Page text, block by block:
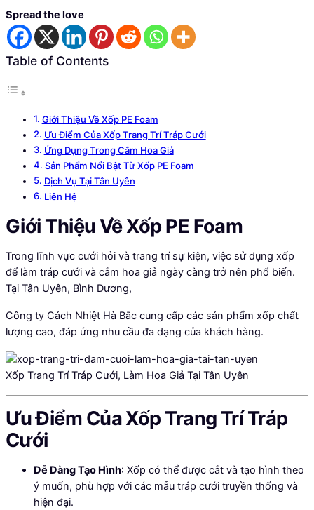
Spread the love
Table of Contents
Giới Thiệu Về Xốp PE Foam
Ưu Điểm Của Xốp Trang Trí Tráp Cưới
Ứng Dụng Trong Cắm Hoa Giả
Sản Phẩm Nổi Bật Từ Xốp PE Foam
Dịch Vụ Tại Tân Uyên
Liên Hệ
Giới Thiệu Về Xốp PE Foam
Trong lĩnh vực cưới hỏi và trang trí sự kiện, việc sử dụng xốp
để làm tráp cưới và cắm hoa giả ngày càng trở nên phổ biến.
Tại Tân Uyên, Bình Dương,
Công ty Cách Nhiệt Hà Bắc cung cấp các sản phẩm xốp chất
lượng cao, đáp ứng nhu cầu đa dạng của khách hàng.
Xốp Trang Trí Tráp Cưới, Làm Hoa Giả Tại Tân Uyên
Ưu Điểm Của Xốp Trang Trí Tráp
Cưới
Dễ Dàng Tạo Hình: Xốp có thể được cắt và tạo hình theo
ý muốn, phù hợp với các mẫu tráp cưới truyền thống và
hiện đại.